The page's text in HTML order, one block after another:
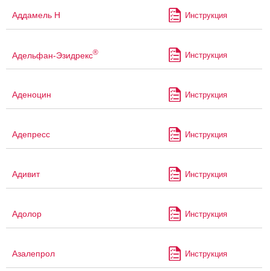
Аддамель Н Инструкция
Адельфан-Эзидрекс® Инструкция
Аденоцин Инструкция
Адепресс Инструкция
Адивит Инструкция
Адолор Инструкция
Азалепрол Инструкция